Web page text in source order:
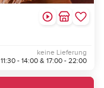
keine Lieferung
11:30 - 14:00 & 17:00 - 22:00